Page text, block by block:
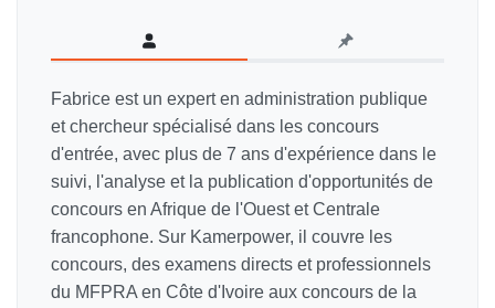
Fabrice est un expert en administration publique
et chercheur spécialisé dans les concours
d'entrée, avec plus de 7 ans d'expérience dans le
suivi, l'analyse et la publication d'opportunités de
concours en Afrique de l'Ouest et Centrale
francophone. Sur Kamerpower, il couvre les
concours, des examens directs et professionnels
du MFPRA en Côte d'Ivoire aux concours de la